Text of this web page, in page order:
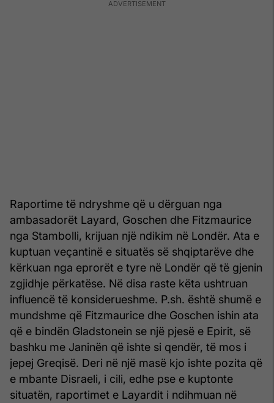
Raportime të ndryshme që u dërguan nga
ambasadorët Layard, Goschen dhe Fitzmaurice
nga Stambolli, krijuan një ndikim në Londër. Ata e
kuptuan veçantinë e situatës së shqiptarëve dhe
kërkuan nga eprorët e tyre në Londër që të gjenin
zgjidhje përkatëse. Në disa raste këta ushtruan
influencë të konsiderueshme. P.sh. është shumë e
mundshme që Fitzmaurice dhe Goschen ishin ata
që e bindën Gladstonein se një pjesë e Epirit, së
bashku me Janinën që ishte si qendër, të mos i
jepej Greqisë. Deri në një masë kjo ishte pozita që
e mbante Disraeli, i cili, edhe pse e kuptonte
situatën, raportimet e Layardit i ndihmuan në